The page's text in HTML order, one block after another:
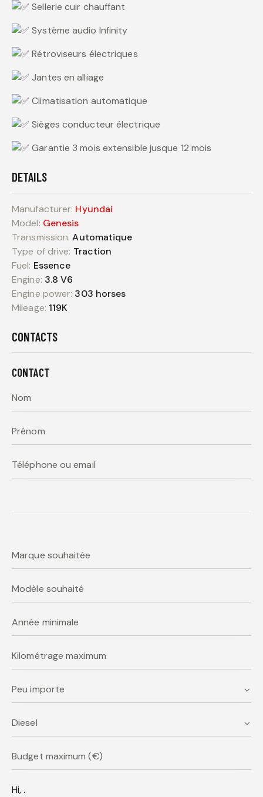
Sellerie cuir chauffant
Système audio Infinity
Rétroviseurs électriques
Jantes en alliage
Climatisation automatique
Sièges conducteur électrique
Garantie 3 mois extensible jusque 12 mois
DETAILS
Manufacturer: Hyundai
Model: Genesis
Transmission: Automatique
Type of drive: Traction
Fuel: Essence
Engine: 3.8 V6
Engine power: 303 horses
Mileage: 119K
CONTACTS
CONTACT